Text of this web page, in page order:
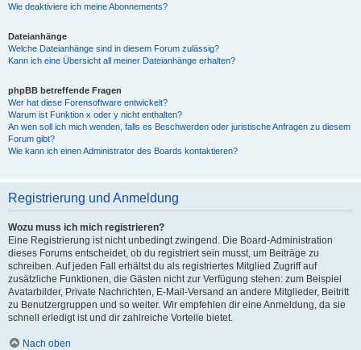
Wie deaktiviere ich meine Abonnements?
Dateianhänge
Welche Dateianhänge sind in diesem Forum zulässig?
Kann ich eine Übersicht all meiner Dateianhänge erhalten?
phpBB betreffende Fragen
Wer hat diese Forensoftware entwickelt?
Warum ist Funktion x oder y nicht enthalten?
An wen soll ich mich wenden, falls es Beschwerden oder juristische Anfragen zu diesem
Forum gibt?
Wie kann ich einen Administrator des Boards kontaktieren?
Registrierung und Anmeldung
Wozu muss ich mich registrieren?
Eine Registrierung ist nicht unbedingt zwingend. Die Board-Administration
dieses Forums entscheidet, ob du registriert sein musst, um Beiträge zu
schreiben. Auf jeden Fall erhältst du als registriertes Mitglied Zugriff auf
zusätzliche Funktionen, die Gästen nicht zur Verfügung stehen: zum Beispiel
Avatarbilder, Private Nachrichten, E-Mail-Versand an andere Mitglieder, Beitritt
zu Benutzergruppen und so weiter. Wir empfehlen dir eine Anmeldung, da sie
schnell erledigt ist und dir zahlreiche Vorteile bietet.
Nach oben